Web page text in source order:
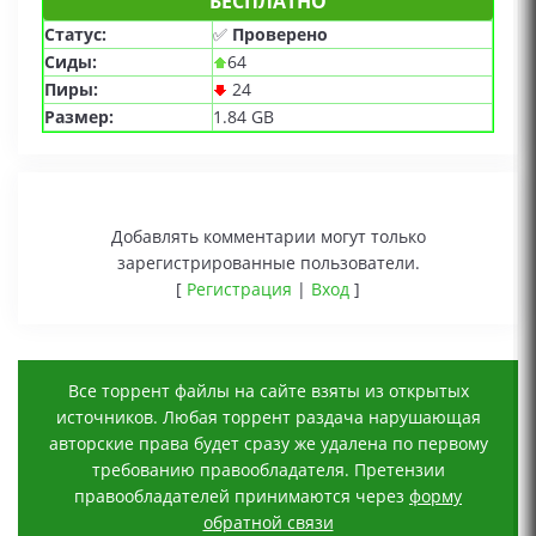
Статус: ✅ Проверено
Сиды:
64
Пиры:
24
Размер:
1.84 GB
Добавлять комментарии могут только
зарегистрированные пользователи.
[ Регистрация | Вход ]
Все торрент файлы на сайте взяты из открытых
источников. Любая торрент раздача нарушающая
авторские права будет сразу же удалена по первому
требованию правообладателя. Претензии
правообладателей принимаются через форму
обратной связи